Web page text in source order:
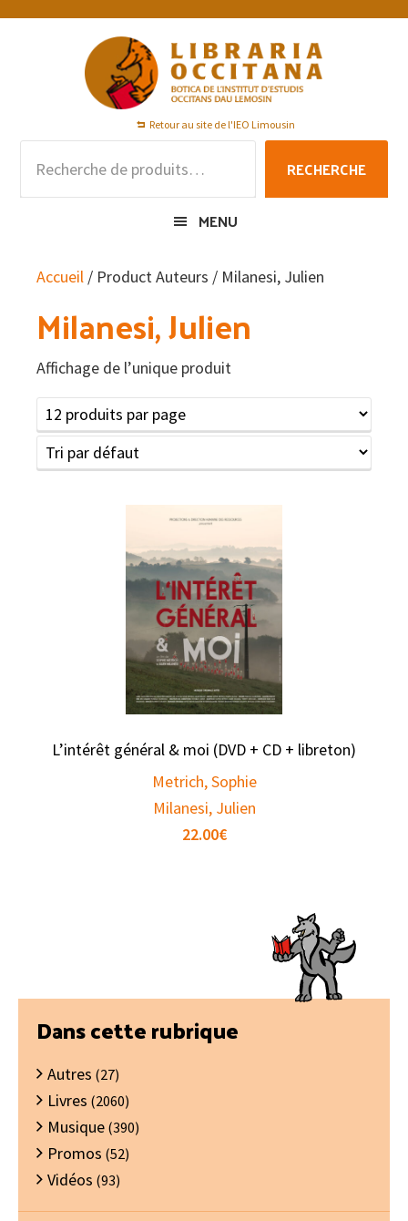
Passer
Passer
Passer
Retour au site de l'IEO Limousin
pour :
RECHERCHE
MENU
Accueil / Product Auteurs / Milanesi, Julien
Milanesi, Julien
Affichage de l’unique produit
L’intérêt général & moi (DVD + CD + libreton)
Metrich, Sophie
Milanesi, Julien
22.00€
Barre
latérale
principale
Dans cette rubrique
Autres (27)
Livres (2060)
Musique (390)
Promos (52)
Vidéos (93)